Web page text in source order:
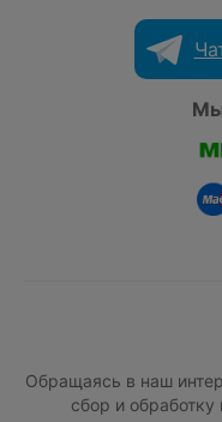
Обращаясь в наш
сбор и обработку